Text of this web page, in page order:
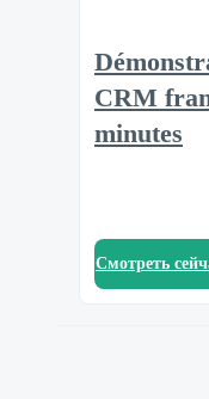
CRM
minutes
Смотреть